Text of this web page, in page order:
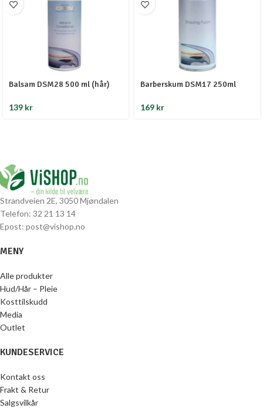
Balsam DSM28 500 ml (hår)
139 kr
Barberskum DSM17 250ml
169 kr
Strandveien 2E, 3050 Mjøndalen
Telefon: 32 21 13 14
Epost: post@vishop.no
MENY
Alle produkter
Hud/Hår – Pleie
Kosttilskudd
Media
Outlet
KUNDESERVICE
Kontakt oss
Frakt & Retur
Salgsvilkår